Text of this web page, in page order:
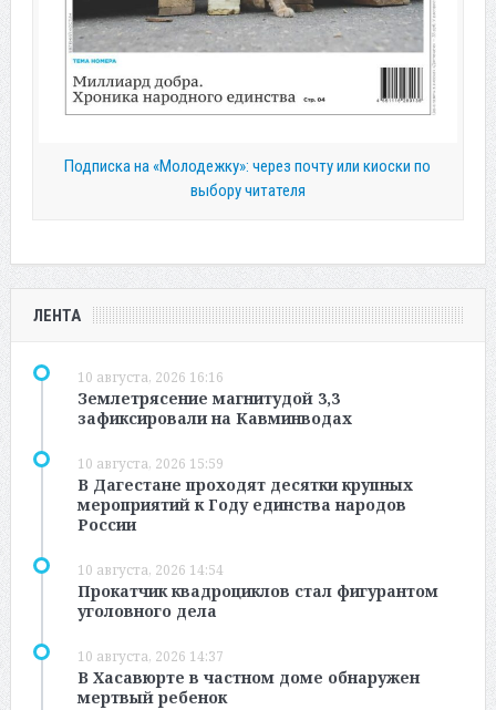
Подписка на «Молодежку»: через почту или киоски по
выбору читателя
ЛЕНТА
10 августа, 2026 16:16
Землетрясение магнитудой 3,3
зафиксировали на Кавминводах
10 августа, 2026 15:59
В Дагестане проходят десятки крупных
мероприятий к Году единства народов
России
10 августа, 2026 14:54
Прокатчик квадроциклов стал фигурантом
уголовного дела
10 августа, 2026 14:37
В Хасавюрте в частном доме обнаружен
мертвый ребенок